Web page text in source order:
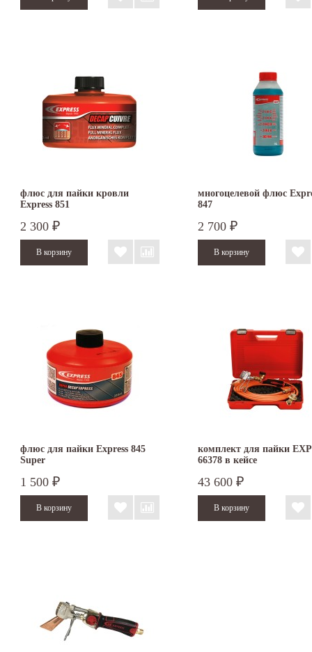
флюс для пайки кровли
Express 851
2 300 ₽
многоцелевой флюс
847
2 700 ₽
флюс для пайки Express 845
Super
1 500 ₽
комплект для пайки
66378 в кейсе
43 600 ₽